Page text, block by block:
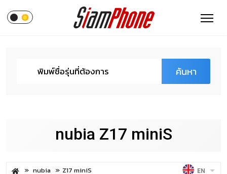
ค้นหา
nubia Z17 miniS
nubia Z17 miniS EN